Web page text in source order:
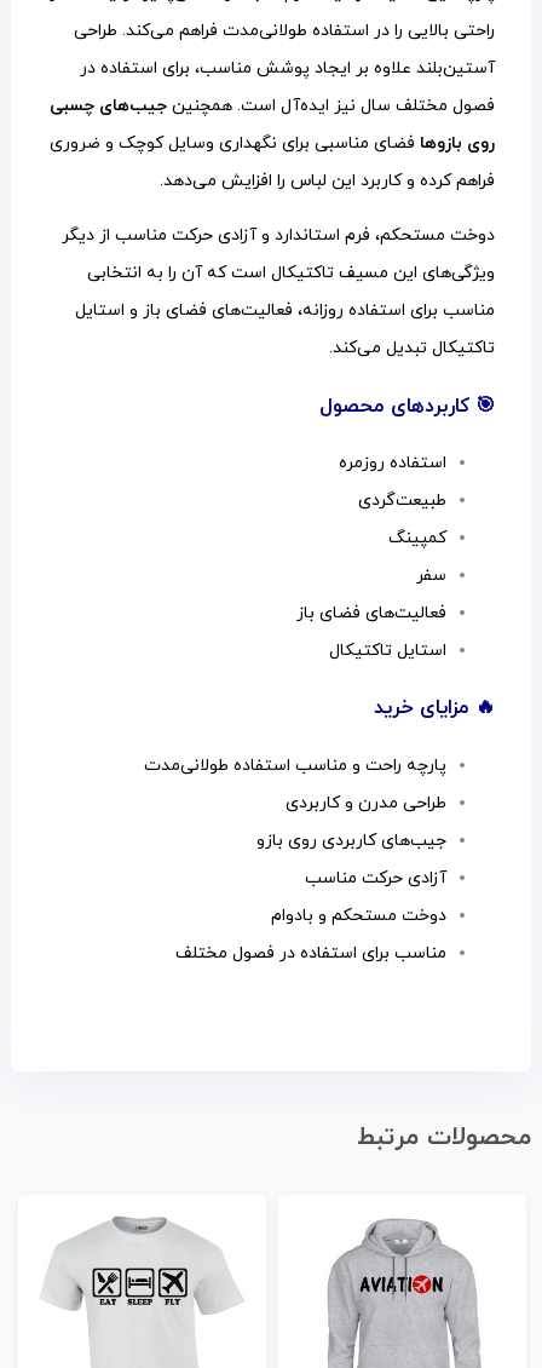
راحتی بالایی را در استفاده طولانی‌مدت فراهم می‌کند. طراحی
آستین‌بلند علاوه بر ایجاد پوشش مناسب، برای استفاده در
فصول مختلف سال نیز ایده‌آل است. همچنین جیب‌های چسبی
روی بازوها فضای مناسبی برای نگهداری وسایل کوچک و ضروری
فراهم کرده و کاربرد این لباس را افزایش می‌دهد.
دوخت مستحکم، فرم استاندارد و آزادی حرکت مناسب از دیگر
ویژگی‌های این مسیف تاکتیکال است که آن را به انتخابی
مناسب برای استفاده روزانه، فعالیت‌های فضای باز و استایل
تاکتیکال تبدیل می‌کند.
🎯 کاربردهای محصول
استفاده روزمره
طبیعت‌گردی
کمپینگ
سفر
فعالیت‌های فضای باز
استایل تاکتیکال
🔥 مزایای خرید
پارچه راحت و مناسب استفاده طولانی‌مدت
طراحی مدرن و کاربردی
جیب‌های کاربردی روی بازو
آزادی حرکت مناسب
دوخت مستحکم و بادوام
مناسب برای استفاده در فصول مختلف
محصولات مرتبط